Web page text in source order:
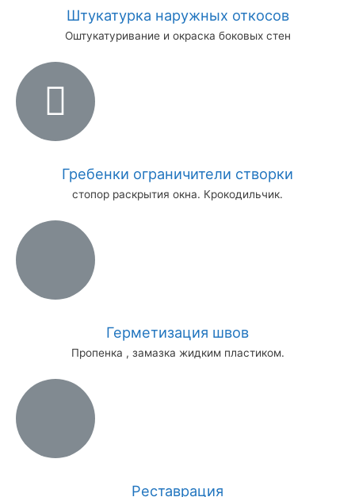
Штукатурка наружных откосов
Оштукатуривание и окраска боковых стен
Гребенки ограничители створки
стопор раскрытия окна. Крокодильчик.
Герметизация швов
Пропенка , замазка жидким пластиком.
Реставрация